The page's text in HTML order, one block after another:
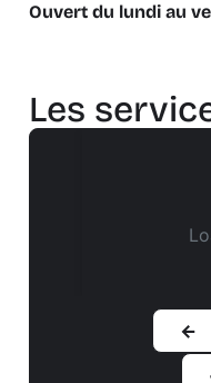
Ouvert du lundi au
Les
←